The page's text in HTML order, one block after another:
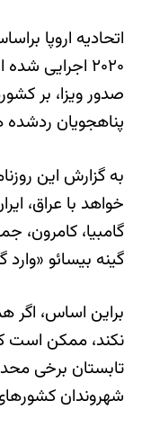
اتحادیه اروپا
۲۰۲۰ اجرایی
صدور ویزا، بر
پناهجویان ردشده
به گزارش این
خواهد با عراق،
گامبیا، کامرون،
گینه بیسائو
براین اساس، اگر
نکند، ممکن است
تابستان برخی
شهروندان